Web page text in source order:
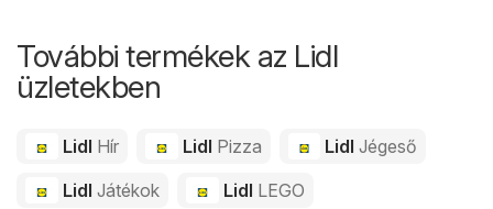
További termékek az Lidl
üzletekben
Lidl Hír Lidl Pizza LidlJégeső
Lidl Játékok Lidl LEGO